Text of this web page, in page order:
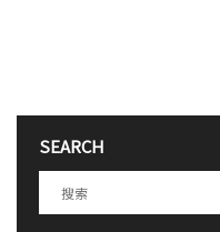
SEARCH